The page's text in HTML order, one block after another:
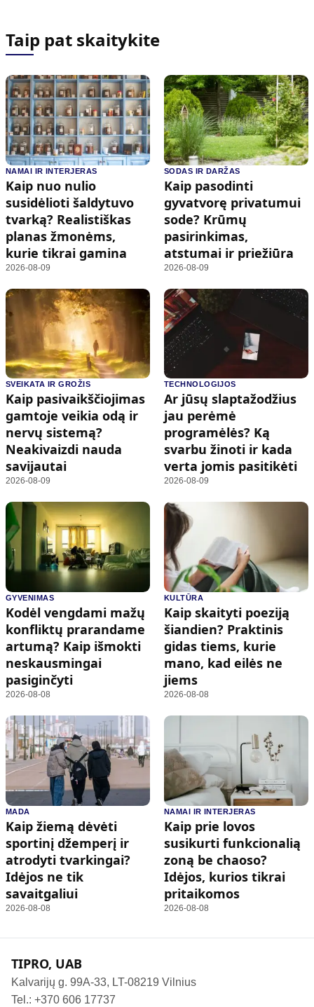
Taip pat skaitykite
NAMAI IR INTERJERAS
Kaip nuo nulio
susidėlioti šaldytuvo
tvarką? Realistiškas
planas žmonėms,
kurie tikrai gamina
2026-08-09
SODAS IR DARŽAS
Kaip pasodinti
gyvatvorę privatumui
sode? Krūmų
pasirinkimas,
atstumai ir priežiūra
2026-08-09
SVEIKATA IR GROŽIS
Kaip pasivaikščiojimas
gamtoje veikia odą ir
nervų sistemą?
Neakivaizdi nauda
savijautai
2026-08-09
TECHNOLOGIJOS
Ar jūsų slaptažodžius
jau perėmė
programėlės? Ką
svarbu žinoti ir kada
verta jomis pasitikėti
2026-08-09
GYVENIMAS
Kodėl vengdami mažų
konfliktų prarandame
artumą? Kaip išmokti
neskausmingai
pasiginčyti
2026-08-08
KULTŪRA
Kaip skaityti poeziją
šiandien? Praktinis
gidas tiems, kurie
mano, kad eilės ne
jiems
2026-08-08
MADA
Kaip žiemą dėvėti
sportinį džemperį ir
atrodyti tvarkingai?
Idėjos ne tik
savaitgaliui
2026-08-08
NAMAI IR INTERJERAS
Kaip prie lovos
susikurti funkcionalią
zoną be chaoso?
Idėjos, kurios tikrai
pritaikomos
2026-08-08
TIPRO, UAB
Kalvarijų g. 99A-33, LT-08219 Vilnius
Tel.: +370 606 17737